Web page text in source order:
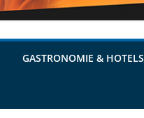
GASTRONOMIE & HOTELS